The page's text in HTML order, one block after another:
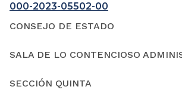
000-2023-05502-00
CONSEJO DE ESTADO
SALA DE LO CONTENCIOSO
SECCIÓN QUINTA